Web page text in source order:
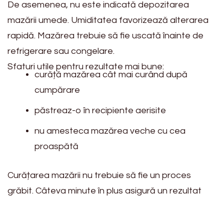
De asemenea, nu este indicată depozitarea
mazării umede. Umiditatea favorizează alterarea
rapidă. Mazărea trebuie să fie uscată înainte de
refrigerare sau congelare.
Sfaturi utile pentru rezultate mai bune:
curăță mazărea cât mai curând după
cumpărare
păstreaz-o în recipiente aerisite
nu amesteca mazărea veche cu cea
proaspătă
Curățarea mazării nu trebuie să fie un proces
grăbit. Câteva minute în plus asigură un rezultat